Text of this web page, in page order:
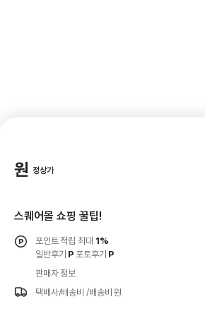
원 정상가
스퀘어몰 쇼핑 꿀팁!
포인트 적립 최대 1%
일반후기 P 포토후기 P
판매자 정보
택배사/배송비 /배송비 원